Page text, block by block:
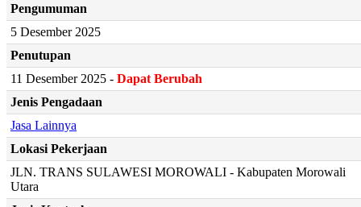
Pengumuman
5 Desember 2025
Penutupan
11 Desember 2025 - Dapat Berubah
Jenis Pengadaan
Jasa Lainnya
Lokasi Pekerjaan
JLN. TRANS SULAWESI MOROWALI - Kabupaten Morowali
Utara